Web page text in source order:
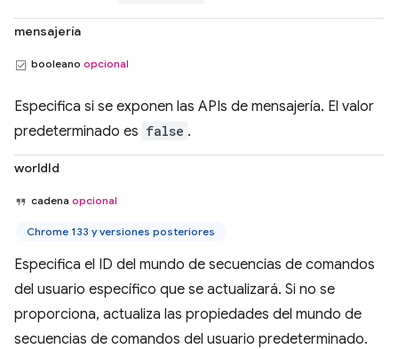
mensajería
booleano opcional
Especifica si se exponen las APIs de mensajería. El valor
predeterminado es false .
worldId
cadena opcional
Chrome 133 y versiones posteriores
Especifica el ID del mundo de secuencias de comandos
del usuario específico que se actualizará. Si no se
proporciona, actualiza las propiedades del mundo de
secuencias de comandos del usuario predeterminado.